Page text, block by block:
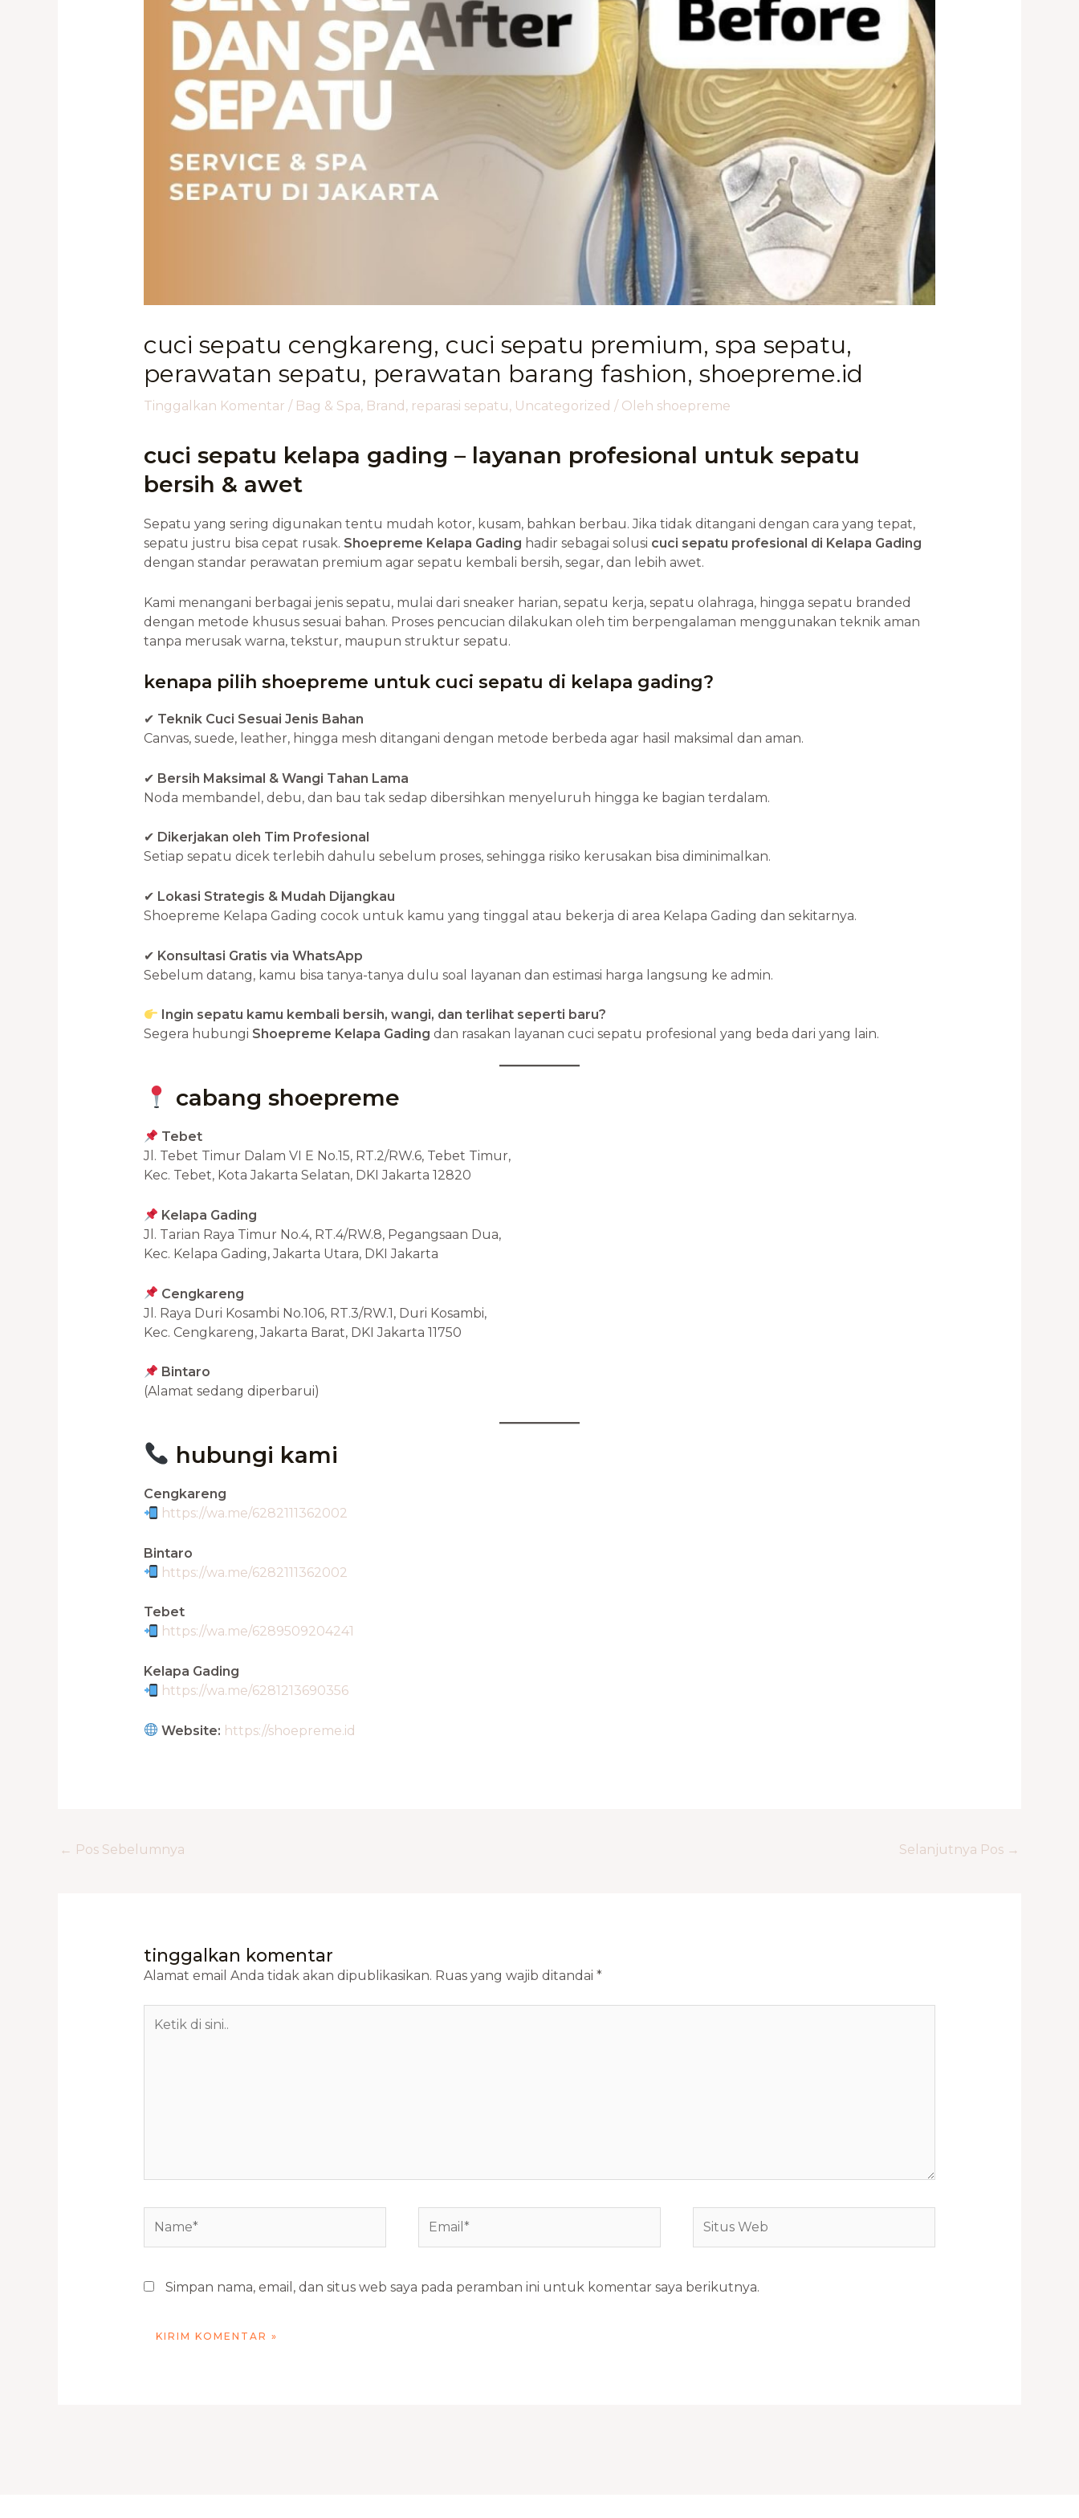
cuci sepatu cengkareng, cuci sepatu premium, spa sepatu,
perawatan sepatu, perawatan barang fashion, shoepreme.id
Tinggalkan Komentar / Bag & Spa, Brand , reparasi sepatu, Uncategorized / Oleh shoepreme
cuci sepatu kelapa gading – layanan profesional untuk sepatu
bersih & awet
Sepatu yang sering digunakan tentu mudah kotor, kusam, bahkan berbau. Jika tidak ditangani dengan cara yang tepat,
sepatu justru bisa cepat rusak. Shoepreme Kelapa Gading hadir sebagai solusi cuci sepatu profesional di Kelapa Gading
dengan standar perawatan premium agar sepatu kembali bersih, segar, dan lebih awet.
Kami menangani berbagai jenis sepatu, mulai dari sneaker harian, sepatu kerja, sepatu olahraga, hingga sepatu branded
dengan metode khusus sesuai bahan. Proses pencucian dilakukan oleh tim berpengalaman menggunakan teknik aman
tanpa merusak warna, tekstur, maupun struktur sepatu.
kenapa pilih shoepreme untuk cuci sepatu di kelapa gading?
✔ Teknik Cuci Sesuai Jenis Bahan
Canvas, suede, leather, hingga mesh ditangani dengan metode berbeda agar hasil maksimal dan aman.
✔ Bersih Maksimal & Wangi Tahan Lama
Noda membandel, debu, dan bau tak sedap dibersihkan menyeluruh hingga ke bagian terdalam.
✔ Dikerjakan oleh Tim Profesional
Setiap sepatu dicek terlebih dahulu sebelum proses, sehingga risiko kerusakan bisa diminimalkan.
✔ Lokasi Strategis & Mudah Dijangkau
Shoepreme Kelapa Gading cocok untuk kamu yang tinggal atau bekerja di area Kelapa Gading dan sekitarnya.
✔ Konsultasi Gratis via WhatsApp
Sebelum datang, kamu bisa tanya-tanya dulu soal layanan dan estimasi harga langsung ke admin.
Ingin sepatu kamu kembali bersih, wangi, dan terlihat seperti baru?
Segera hubungi Shoepreme Kelapa Gading dan rasakan layanan cuci sepatu profesional yang beda dari yang lain.
cabang shoepreme
Tebet
Jl. Tebet Timur Dalam VI E No.15, RT.2/RW.6, Tebet Timur,
Kec. Tebet, Kota Jakarta Selatan, DKI Jakarta 12820
Kelapa Gading
Jl. Tarian Raya Timur No.4, RT.4/RW.8, Pegangsaan Dua,
Kec. Kelapa Gading, Jakarta Utara, DKI Jakarta
Cengkareng
Jl. Raya Duri Kosambi No.106, RT.3/RW.1, Duri Kosambi,
Kec. Cengkareng, Jakarta Barat, DKI Jakarta 11750
Bintaro
(Alamat sedang diperbarui)
hubungi kami
Cengkareng
https://wa.me/6282111362002
Bintaro
https://wa.me/6282111362002
Tebet
https://wa.me/6289509204241
Kelapa Gading
https://wa.me/6281213690356
Website: https://shoepreme.id
← Pos Sebelumnya Selanjutnya Pos →
tinggalkan komentar
Alamat email Anda tidak akan dipublikasikan. Ruas yang wajib ditandai *
Web
Simpan nama, email, dan situs web saya pada peramban ini untuk komentar saya berikutnya.